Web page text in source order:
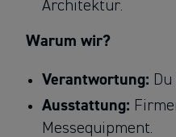
Architektur.
Warum wir?
Verantwortung:
Ausstattung:
Messequipment.